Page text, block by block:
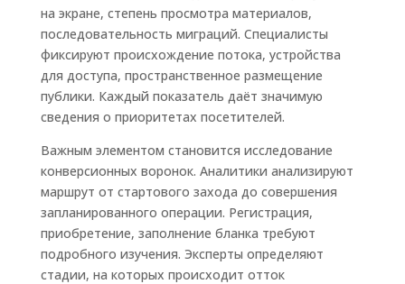
на экране, степень просмотра материалов,
последовательность миграций. Специалисты
фиксируют происхождение потока, устройства
для доступа, пространственное размещение
публики. Каждый показатель даёт значимую
сведения о приоритетах посетителей.
Важным элементом становится исследование
конверсионных воронок. Аналитики анализируют
маршрут от стартового захода до совершения
запланированного операции. Регистрация,
приобретение, заполнение бланка требуют
подробного изучения. Эксперты определяют
стадии, на которых происходит отток